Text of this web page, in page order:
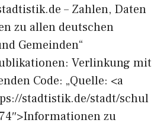
– Zahlen, Daten
zu allen deutschen
Gemeinden“
Verlinkung mit
Code: „Quelle: <a
stadtistik.de/stadt/schul
zu